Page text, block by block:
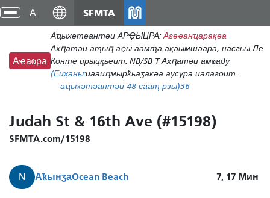
Аҵакы
хада
ахь
аиасра
SFMTA
Агәҽанҵарақәа
Аҵыхәтәантәи АРҾЫЦРА:
Ахԥатәи аҭыԥ аҿы аамҭа ақәымшәара, насгьы Ле
Конте ирыцқьеит. NB/SB T Ахԥатәи амҩаду
иааиԥмырҟьаӡакәа аусура иалагоит.
(Еиҳаны:
36
аҵыхәтәантәи 48 сааҭ рзы)
Аҽаҩра
Judah St & 16th Ave (#15198)
SFMTA.com/15198
N АҟынӡаOcean Beach 7, 17 Мин